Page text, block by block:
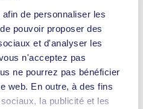
de personnaliser les
pouvoir proposer des
et d'analyser les
n'acceptez pas
ne pourrez pas bénéficier
web. En outre, à des fins
la publicité et les
- Anglais